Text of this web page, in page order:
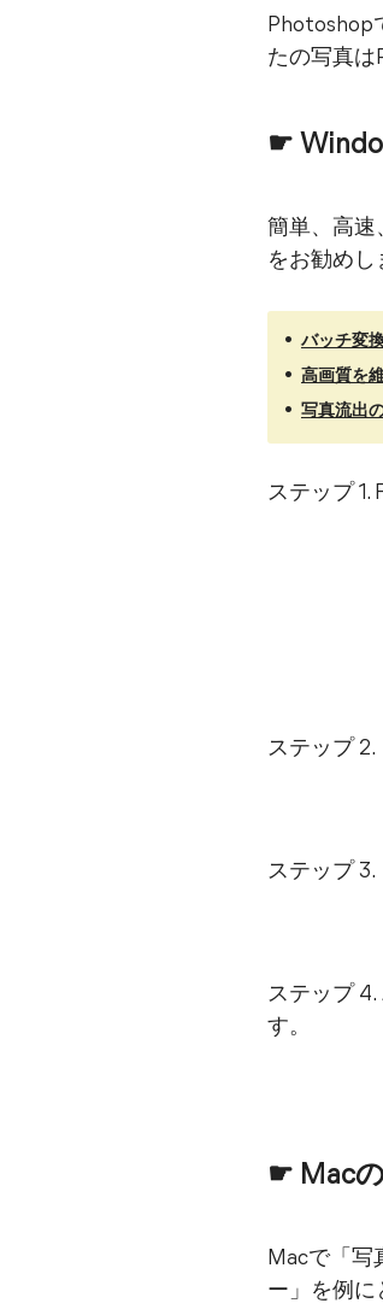
Photoshop
たの写真は
☛
簡単、高速
をお勧めし
バッチ変
高画質を
写真流出
ステップ 1.
ステップ 2.
ステップ
ステップ
す。
☛ Macの
Macで「写
ー」を例に